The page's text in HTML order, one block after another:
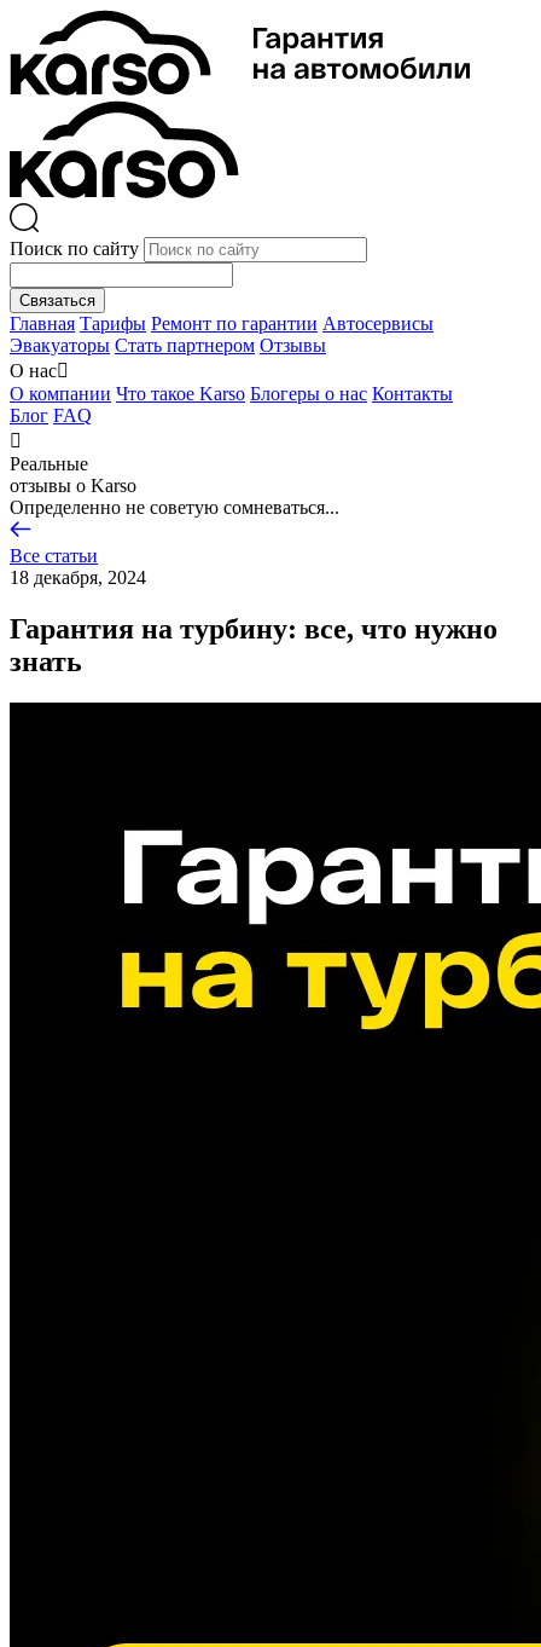
Поиск по сайту
Связаться
Главная Тарифы Ремонт по гарантии Автосервисы
Эвакуаторы Стать партнером Отзывы
О нас
О компании Что такое Karso Блогеры о нас Контакты
Блог FAQ

Реальные
отзывы о Karso
Определенно не советую сомневаться...
Все статьи
18 декабря, 2024
Гарантия на турбину: все, что нужно
знать